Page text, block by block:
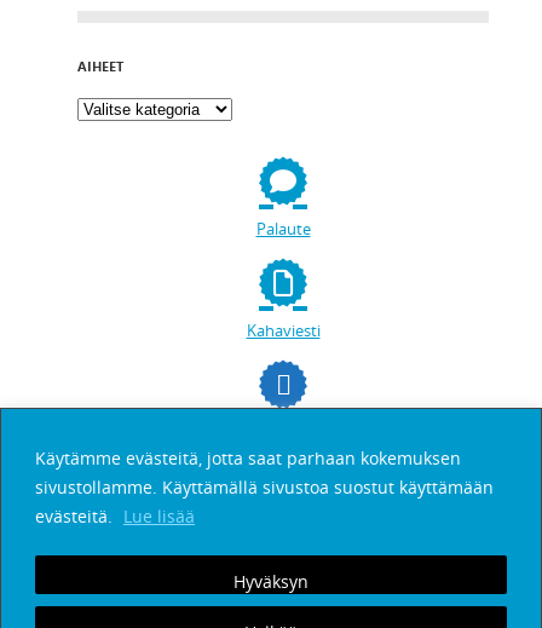
Käytämme evästeitä, jotta saat parhaan kokemuksen
sivustollamme. Käyttämällä sivustoa suostut käyttämään
evästeitä.
Lue lisää
Hyväksyn
AIHEET
Palaute
Kahaviesti
Tilaa Kahaviesti Palaute
Henkilötietojen suoja